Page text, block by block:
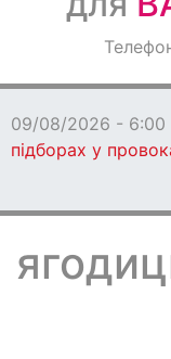
Оголошення
08/08/2026 - 17:51
прямують на